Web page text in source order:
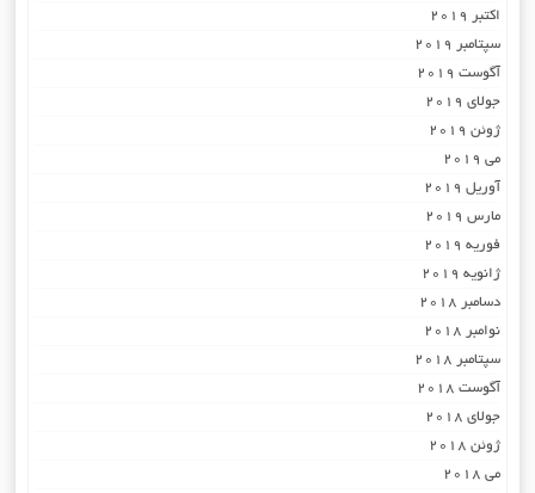
اکتبر 2019
سپتامبر 2019
آگوست 2019
جولای 2019
ژوئن 2019
می 2019
آوریل 2019
مارس 2019
فوریه 2019
ژانویه 2019
دسامبر 2018
نوامبر 2018
سپتامبر 2018
آگوست 2018
جولای 2018
ژوئن 2018
می 2018